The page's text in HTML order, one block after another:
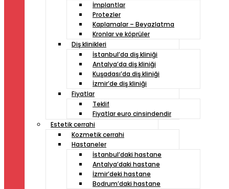
İmplantlar
Protezler
Kaplamalar – Beyazlatma
Kronlar ve köprüler
Diş klinikleri
İstanbul’da diş kliniği
Antalya’da diş kliniği
Kuşadası’da diş kliniği
İzmir’de diş kliniği
Fiyatlar
Teklif
Fiyatlar euro cinsindendir
Estetik cerrahi
Kozmetik cerrahi
Hastaneler
İstanbul’daki hastane
Antalya’daki hastane
İzmir’deki hastane
Bodrum’daki hastane